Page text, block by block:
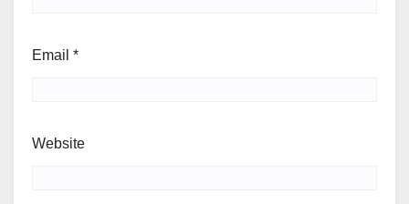
Email *
Website